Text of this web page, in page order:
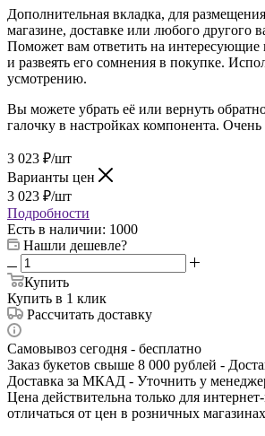
Дополнительная вкладка, для
магазине, доставке или любого другого
Поможет вам ответить на интересующие
и развеять его сомнения в покупке.
усмотрению.
Вы можете убрать её или вернуть
галочку в настройках компонента. Очень
3 023 ₽/шт
Варианты цен
3 023 ₽/шт
Подробности
Есть в наличии: 1000
Нашли дешевле?
Купить
Купить в 1 клик
Рассчитать доставку
Самовывоз сегодня - бесплатно
Заказ букетов свыше 8 000 рублей -
Доставка за МКАД - Уточнить у
Цена действительна только для
отличаться от цен в розничных магазинах